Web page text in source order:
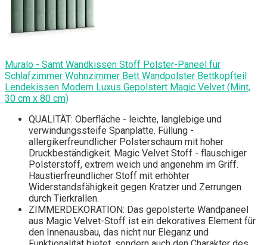
Muralo - Samt Wandkissen Stoff Polster-Paneel für
Schlafzimmer Wohnzimmer Bett Wandpolster Bettkopfteil
Lendekissen Modern Luxus Gepolstert Magic Velvet (Mint,
30 cm x 80 cm)
QUALITÄT: Oberfläche - leichte, langlebige und
verwindungssteife Spanplatte. Füllung -
allergikerfreundlicher Polsterschaum mit hoher
Druckbeständigkeit. Magic Velvet Stoff - flauschiger
Polsterstoff, extrem weich und angenehm im Griff.
Haustierfreundlicher Stoff mit erhöhter
Widerstandsfähigkeit gegen Kratzer und Zerrungen
durch Tierkrallen.
ZIMMERDEKORATION: Das gepolsterte Wandpaneel
aus Magic Velvet-Stoff ist ein dekoratives Element für
den Innenausbau, das nicht nur Eleganz und